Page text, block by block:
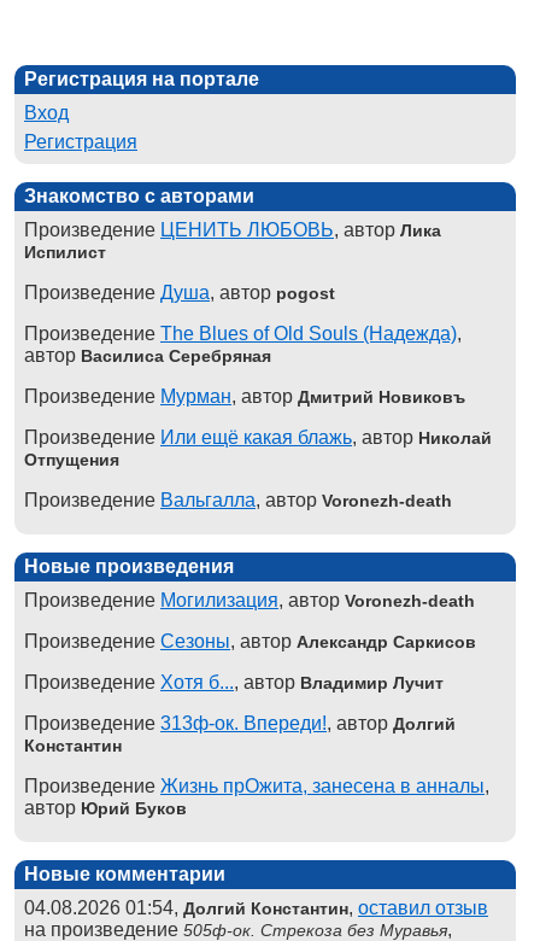
Регистрация на портале
Вход
Регистрация
Знакомство с авторами
Произведение ЦЕНИТЬ ЛЮБОВЬ, автор Лика
Испилист
Произведение Душа, автор pogost
Произведение The Blues of Old Souls (Надежда),
автор Василиса Серебряная
Произведение Мурман, автор Дмитрий Новиковъ
Произведение Или ещё какая блажь, автор Николай
Отпущения
Произведение Вальгалла, автор Voronezh-death
Новые произведения
Произведение Могилизация, автор Voronezh-death
Произведение Сезоны, автор Александр Саркисов
Произведение Хотя б..., автор Владимир Лучит
Произведение 313ф-ок. Впереди!, автор Долгий
Константин
Произведение Жизнь прОжита, занесена в анналы,
автор Юрий Буков
Новые комментарии
04.08.2026 01:54, Долгий Константин, оставил отзыв
на произведение 505ф-ок. Стрекоза без Муравья,